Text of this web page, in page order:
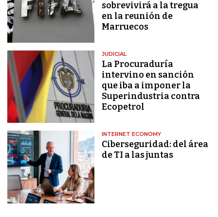
sobrevivirá a la tregua
en la reunión de
Marruecos
JUDICIAL
La Procuraduría
intervino en sanción
que iba a imponer la
Superindustria contra
Ecopetrol
INTERNET ECONOMY
Ciberseguridad: del área
de TI a las juntas